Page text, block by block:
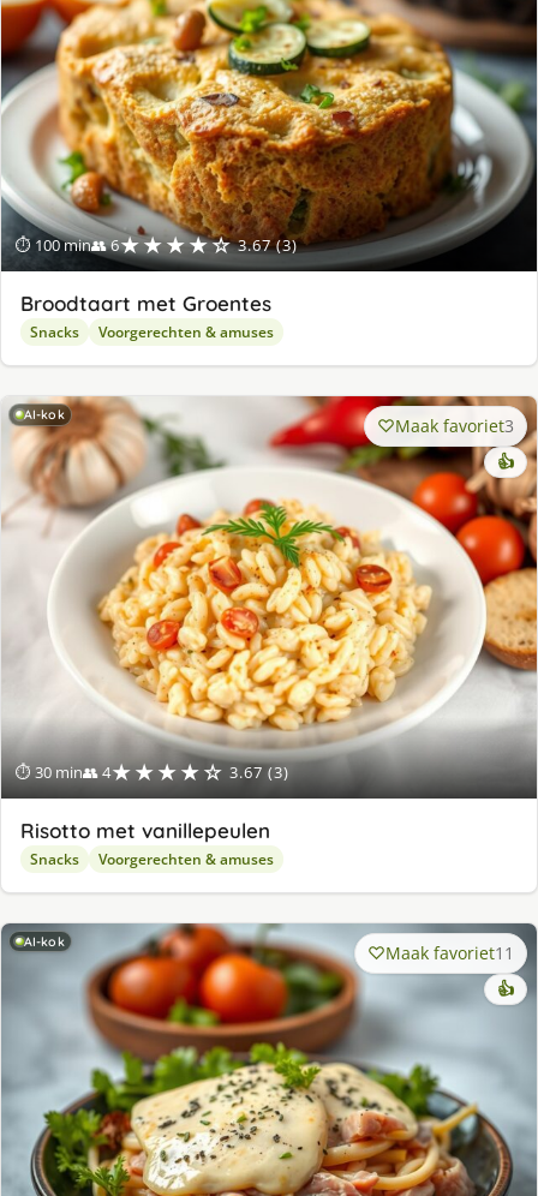
⏱ 100 min👥 6★★★★☆ 3.67 (3)
Broodtaart met Groentes
Snacks Voorgerechten & amuses
AI-kok
⏱ 30 min👥 4★★★★☆ 3.67 (3)
Maak favoriet3
👍
Risotto met vanillepeulen
Snacks Voorgerechten & amuses
AI-kok Maak favoriet11
👍